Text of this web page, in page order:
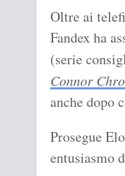
Oltre ai
Fandex ha
(serie
Connor
anche dopo
Prosegue
entusiasmo